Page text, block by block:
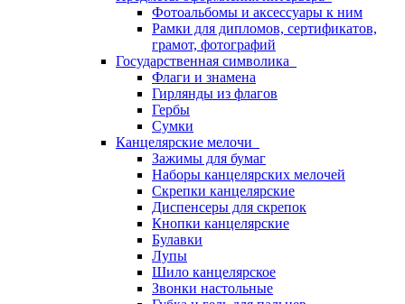
Фотоальбомы и аксессуары к ним
Рамки для дипломов, сертификатов,
грамот, фотографий
Государственная символика
Флаги и знамена
Гирлянды из флагов
Гербы
Сумки
Канцелярские мелочи
Зажимы для бумаг
Наборы канцелярских мелочей
Скрепки канцелярские
Диспенсеры для скрепок
Кнопки канцелярские
Булавки
Лупы
Шило канцелярское
Звонки настольные